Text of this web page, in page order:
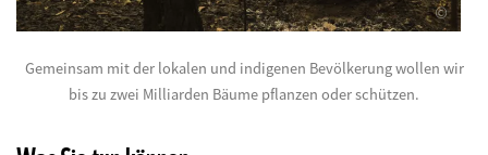
©
Gemeinsam mit der lokalen und indigenen Bevölkerung wollen wir
bis zu zwei Milliarden Bäume pflanzen oder schützen.